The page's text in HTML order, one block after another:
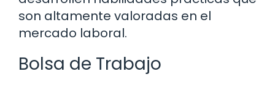
son altamente valoradas en el
mercado laboral.
Bolsa de Trabajo